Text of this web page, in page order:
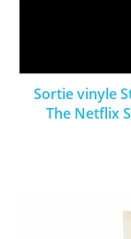
Sortie vinyle
The Netflix